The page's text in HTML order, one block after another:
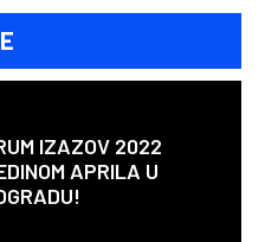
IZAZOV 2022
APRILA U